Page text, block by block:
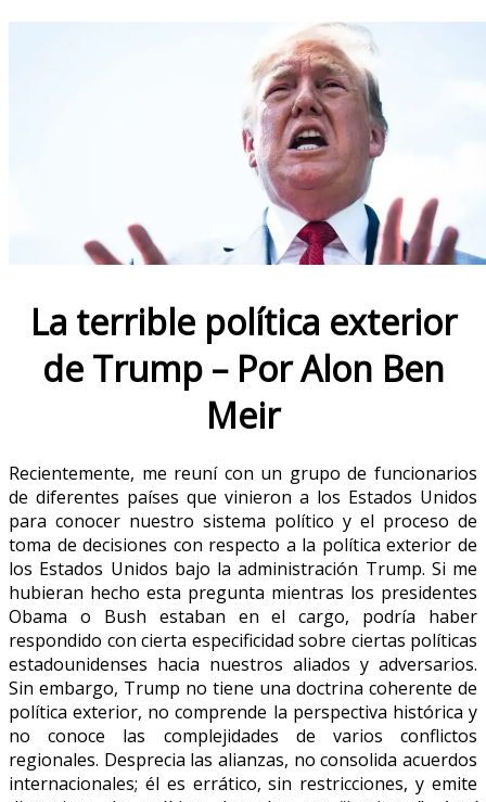
La terrible política exterior
de Trump – Por Alon Ben
Meir
Recientemente, me reuní con un grupo de funcionarios
de diferentes países que vinieron a los Estados Unidos
para conocer nuestro sistema político y el proceso de
toma de decisiones con respecto a la política exterior de
los Estados Unidos bajo la administración Trump. Si me
hubieran hecho esta pregunta mientras los presidentes
Obama o Bush estaban en el cargo, podría haber
respondido con cierta especificidad sobre ciertas políticas
estadounidenses hacia nuestros aliados y adversarios.
Sin embargo, Trump no tiene una doctrina coherente de
política exterior, no comprende la perspectiva histórica y
no conoce las complejidades de varios conflictos
regionales. Desprecia las alianzas, no consolida acuerdos
internacionales; él es errático, sin restricciones, y emite